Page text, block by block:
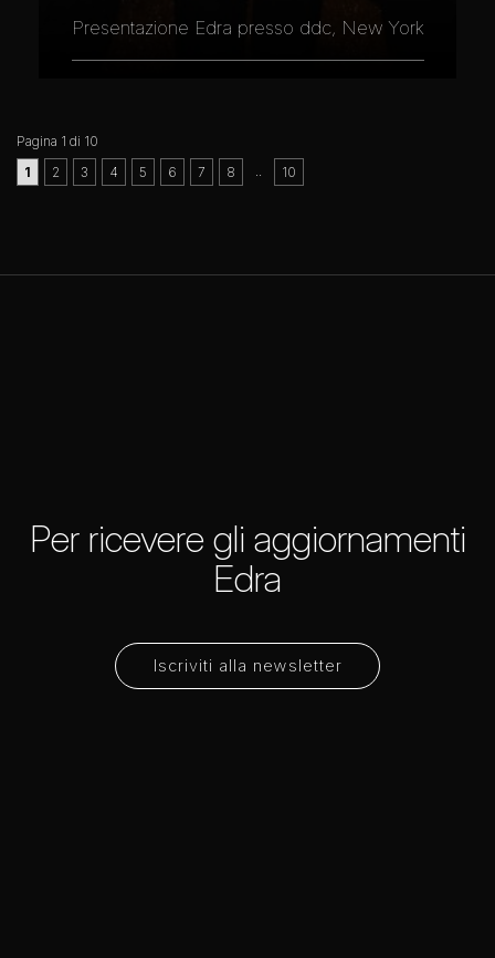
Presentazione Edra presso ddc, New York
Pagina 1 di 10
1
2 3 4 5 6 7 8 10
Iscriviti alla newsletter
Per ricevere gli aggiornamenti
Edra